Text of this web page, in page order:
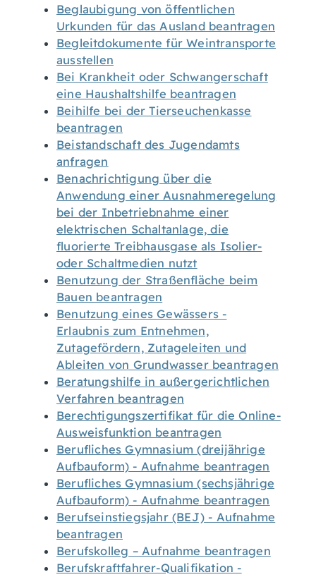
Beglaubigung von öffentlichen
Urkunden für das Ausland beantragen
Begleitdokumente für Weintransporte
ausstellen
Bei Krankheit oder Schwangerschaft
eine Haushaltshilfe beantragen
Beihilfe bei der Tierseuchenkasse
beantragen
Beistandschaft des Jugendamts
anfragen
Benachrichtigung über die
Anwendung einer Ausnahmeregelung
bei der Inbetriebnahme einer
elektrischen Schaltanlage, die
fluorierte Treibhausgase als Isolier-
oder Schaltmedien nutzt
Benutzung der Straßenfläche beim
Bauen beantragen
Benutzung eines Gewässers -
Erlaubnis zum Entnehmen,
Zutagefördern, Zutageleiten und
Ableiten von Grundwasser beantragen
Beratungshilfe in außergerichtlichen
Verfahren beantragen
Berechtigungszertifikat für die Online-
Ausweisfunktion beantragen
Berufliches Gymnasium (dreijährige
Aufbauform) - Aufnahme beantragen
Berufliches Gymnasium (sechsjährige
Aufbauform) - Aufnahme beantragen
Berufseinstiegsjahr (BEJ) - Aufnahme
beantragen
Berufskolleg – Aufnahme beantragen
Berufskraftfahrer-Qualifikation -